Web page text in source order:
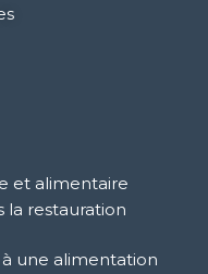
et alimentaire
la restauration
une alimentation